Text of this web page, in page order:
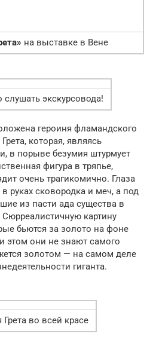
на выставке в Вене
экскурсовода!
героиня фламандского
которая, являясь
в порыве безумия штурмует
фигура в тряпье,
очень трагикомично. Глаза
руках сковородка и меч, а под
из пасти ада существа в
картину
бьются за золото на фоне
этом они не знают самого
золотом — на самом деле
гиганта.
во всей красе